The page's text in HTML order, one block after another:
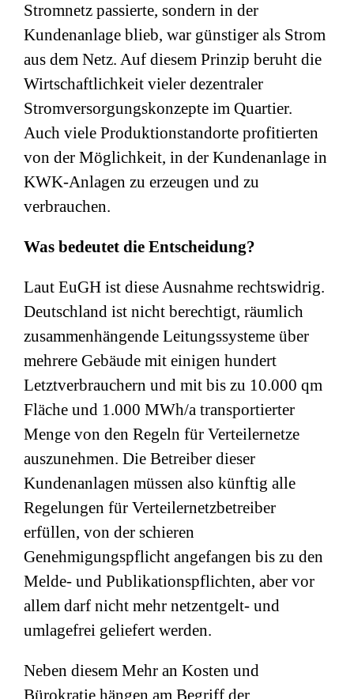
Stromnetz passierte, sondern in der
Kundenanlage blieb, war günstiger als Strom
aus dem Netz. Auf diesem Prinzip beruht die
Wirtschaftlichkeit vieler dezentraler
Stromversorgungskonzepte im Quartier.
Auch viele Produktionstandorte profitierten
von der Möglichkeit, in der Kundenanlage in
KWK-Anlagen zu erzeugen und zu
verbrauchen.
Was bedeutet die Entscheidung?
Laut EuGH ist diese Ausnahme rechtswidrig.
Deutschland ist nicht berechtigt, räumlich
zusammenhängende Leitungssysteme über
mehrere Gebäude mit einigen hundert
Letztverbrauchern und mit bis zu 10.000 qm
Fläche und 1.000 MWh/a transportierter
Menge von den Regeln für Verteilernetze
auszunehmen. Die Betreiber dieser
Kundenanlagen müssen also künftig alle
Regelungen für Verteilernetzbetreiber
erfüllen, von der schieren
Genehmigungspflicht angefangen bis zu den
Melde- und Publikationspflichten, aber vor
allem darf nicht mehr netzentgelt- und
umlagefrei geliefert werden.
Neben diesem Mehr an Kosten und
Bürokratie hängen am Begriff der